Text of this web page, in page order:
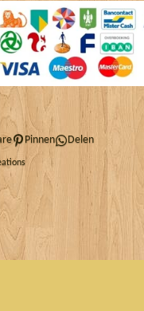
Pinnen Delen